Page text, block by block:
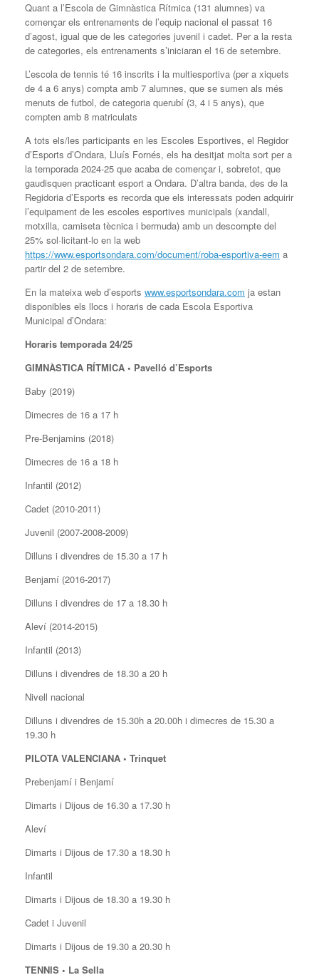
Quant a l’Escola de Gimnàstica Rítmica (131 alumnes) va
començar els entrenaments de l’equip nacional el passat 16
d’agost, igual que de les categories juvenil i cadet. Per a la resta
de categories, els entrenaments s’iniciaran el 16 de setembre.
L’escola de tennis té 16 inscrits i la multiesportiva (per a xiquets
de 4 a 6 anys) compta amb 7 alumnes, que se sumen als més
menuts de futbol, de categoria querubí (3, 4 i 5 anys), que
compten amb 8 matriculats
A tots els/les participants en les Escoles Esportives, el Regidor
d’Esports d’Ondara, Lluís Fornés, els ha desitjat molta sort per a
la temporada 2024-25 que acaba de començar i, sobretot, que
gaudisquen practicant esport a Ondara. D’altra banda, des de la
Regidoria d’Esports es recorda que els interessats poden adquirir
l’equipament de les escoles esportives municipals (xandall,
motxilla, camiseta tècnica i bermuda) amb un descompte del
25% sol·licitant-lo en la web
https://www.esportsondara.com/document/roba-esportiva-eem a
partir del 2 de setembre.
En la mateixa web d’esports www.esportsondara.com ja estan
disponibles els llocs i horaris de cada Escola Esportiva
Municipal d’Ondara:
Horaris temporada 24/25
GIMNÀSTICA RÍTMICA • Pavelló d’Esports
Baby (2019)
Dimecres de 16 a 17 h
Pre-Benjamins (2018)
Dimecres de 16 a 18 h
Infantil (2012)
Cadet (2010-2011)
Juvenil (2007-2008-2009)
Dilluns i divendres de 15.30 a 17 h
Benjamí (2016-2017)
Dilluns i divendres de 17 a 18.30 h
Aleví (2014-2015)
Infantil (2013)
Dilluns i divendres de 18.30 a 20 h
Nivell nacional
Dilluns i divendres de 15.30h a 20.00h i dimecres de 15.30 a
19.30 h
PILOTA VALENCIANA • Trinquet
Prebenjamí i Benjamí
Dimarts i Dijous de 16.30 a 17.30 h
Aleví
Dimarts i Dijous de 17.30 a 18.30 h
Infantil
Dimarts i Dijous de 18.30 a 19.30 h
Cadet i Juvenil
Dimarts i Dijous de 19.30 a 20.30 h
TENNIS • La Sella